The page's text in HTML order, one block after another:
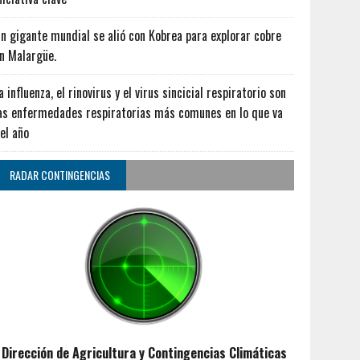
gigante mundial se alió con Kobrea para explorar cobre
Malargüe.
influenza, el rinovirus y el virus sincicial respiratorio son
enfermedades respiratorias más comunes en lo que va
año
RADAR CONTINGENCIAS
Dirección de Agricultura y Contingencias Climáticas